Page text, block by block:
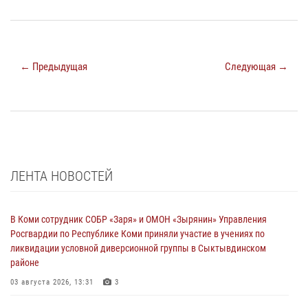
← Предыдущая Следующая →
ЛЕНТА НОВОСТЕЙ
В Коми сотрудник СОБР «Заря» и ОМОН «Зырянин» Управления
Росгвардии по Республике Коми приняли участие в учениях по
ликвидации условной диверсионной группы в Сыктывдинском
районе
03 августа 2026, 13:31 3